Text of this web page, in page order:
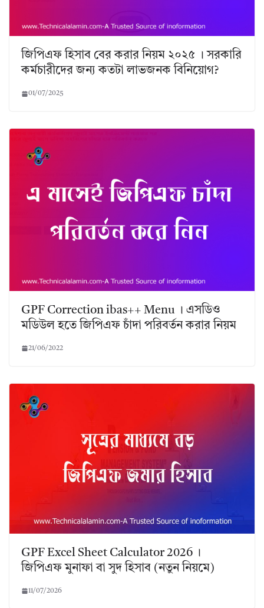
জিপিএফ হিসাব বের করার নিয়ম ২০২৫ । সরকারি
কর্মচারীদের জন্য কতটা লাভজনক বিনিয়োগ?
01/07/2025
GPF Correction ibas++ Menu । এসডিও
মডিউল হতে জিপিএফ চাঁদা পরিবর্তন করার নিয়ম
21/06/2022
GPF Excel Sheet Calculator 2026 ।
জিপিএফ মুনাফা বা সুদ হিসাব (নতুন নিয়মে)
11/07/2026